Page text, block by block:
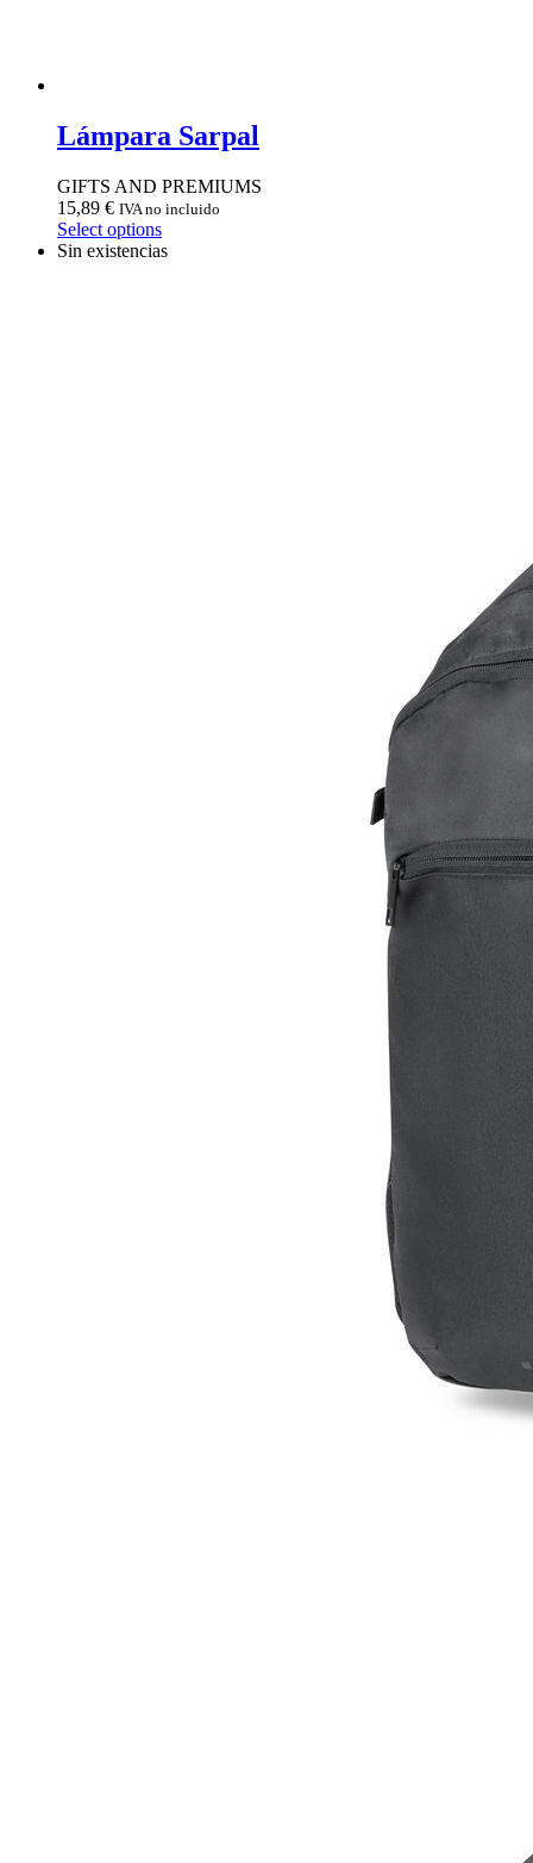
Lámpara Sarpal
GIFTS AND PREMIUMS
15,89 € IVA no incluido
Select options
Sin existencias